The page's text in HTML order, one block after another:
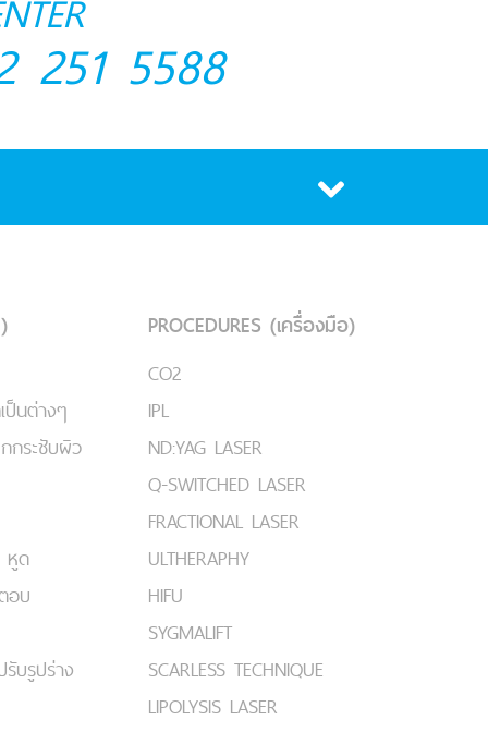
251 5588
นต่างๆ
ระชับผิว
หูด
อบ
บรูปร่าง
PROCEDURES (เครื่องมือ)
CO2
IPL
ND:YAG LASER
Q-SWITCHED LASER
FRACTIONAL LASER
ULTHERAPHY
HIFU
SYGMALIFT
SCARLESS TECHNIQUE
LIPOLYSIS LASER